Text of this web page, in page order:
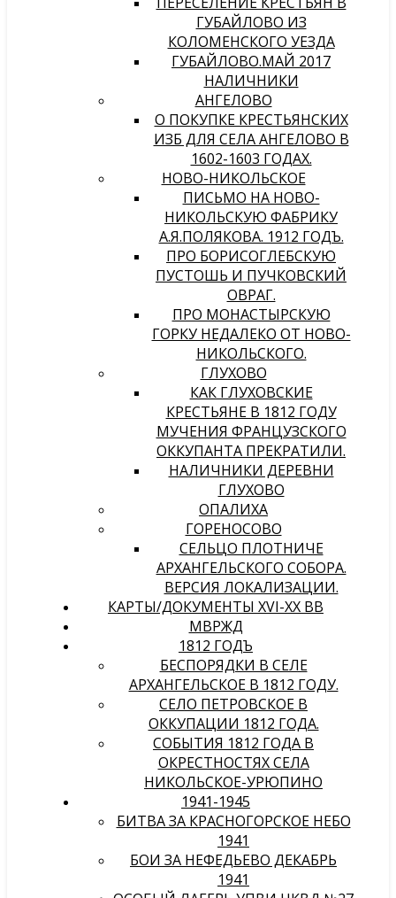
ГУБАЙЛОВО ИЗ
КОЛОМЕНСКОГО УЕЗДА
ГУБАЙЛОВО.МАЙ 2017
НАЛИЧНИКИ
АНГЕЛОВО
О ПОКУПКЕ КРЕСТЬЯНСКИХ
ИЗБ ДЛЯ СЕЛА АНГЕЛОВО В
1602-1603 ГОДАХ.
НОВО-НИКОЛЬСКОЕ
ПИСЬМО НА НОВО-
НИКОЛЬСКУЮ ФАБРИКУ
А.Я.ПОЛЯКОВА. 1912 ГОДЪ.
ПРО БОРИСОГЛЕБСКУЮ
ПУСТОШЬ И ПУЧКОВСКИЙ
ОВРАГ.
ПРО МОНАСТЫРСКУЮ
ГОРКУ НЕДАЛЕКО ОТ НОВО-
НИКОЛЬСКОГО.
ГЛУХОВО
КАК ГЛУХОВСКИЕ
КРЕСТЬЯНЕ В 1812 ГОДУ
МУЧЕНИЯ ФРАНЦУЗСКОГО
ОККУПАНТА ПРЕКРАТИЛИ.
НАЛИЧНИКИ ДЕРЕВНИ
ГЛУХОВО
ОПАЛИХА
ГОРЕНОСОВО
СЕЛЬЦО ПЛОТНИЧЕ
АРХАНГЕЛЬСКОГО СОБОРА.
ВЕРСИЯ ЛОКАЛИЗАЦИИ.
КАРТЫ/ДОКУМЕНТЫ XVI-XX ВВ
МВРЖД
1812 ГОДЪ
БЕСПОРЯДКИ В СЕЛЕ
АРХАНГЕЛЬСКОЕ В 1812 ГОДУ.
СЕЛО ПЕТРОВСКОЕ В
ОККУПАЦИИ 1812 ГОДА.
СОБЫТИЯ 1812 ГОДА В
ОКРЕСТНОСТЯХ СЕЛА
НИКОЛЬСКОЕ-УРЮПИНО
1941-1945
БИТВА ЗА КРАСНОГОРСКОЕ НЕБО
1941
БОИ ЗА НЕФЕДЬЕВО ДЕКАБРЬ
1941